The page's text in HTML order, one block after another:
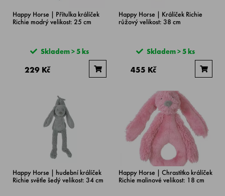
Happy Horse | Přítulka králíček
Richie modrý velikost: 25 cm
Skladem > 5 ks
229 Kč
Happy Horse | Králíček Richie
růžový velikost: 38 cm
Skladem > 5 ks
455 Kč
Happy Horse | hudební králíček
Richie světle šedý velikost: 34 cm
Happy Horse | Chrastítko králíček
Richie malinové velikost: 18 cm